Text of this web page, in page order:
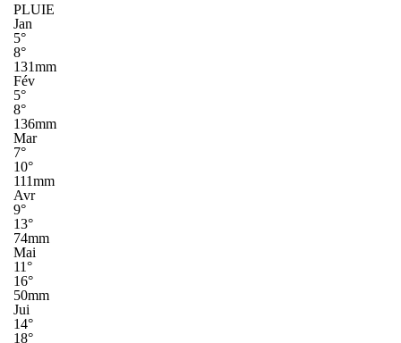
PLUIE
Jan
5°
8°
131mm
Fév
5°
8°
136mm
Mar
7°
10°
111mm
Avr
9°
13°
74mm
Mai
11°
16°
50mm
Jui
14°
18°